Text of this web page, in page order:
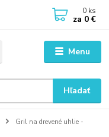
Menu
Hľadať
0 ks
za 0 €
Gril na drevené uhlie -